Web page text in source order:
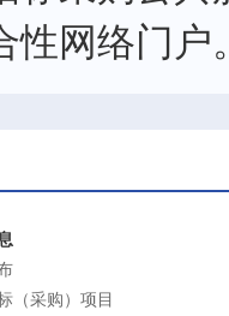
性网络门户
（采购）项目